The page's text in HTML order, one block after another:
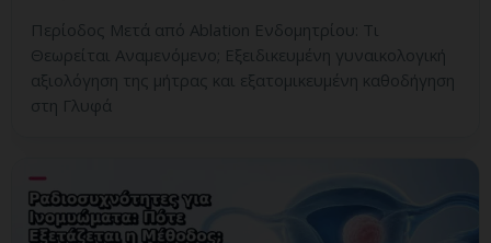
Περίοδος Μετά από Ablation Ενδομητρίου: Τι
Θεωρείται Αναμενόμενο; Εξειδικευμένη γυναικολογική
αξιολόγηση της μήτρας και εξατομικευμένη καθοδήγηση
στη Γλυφά